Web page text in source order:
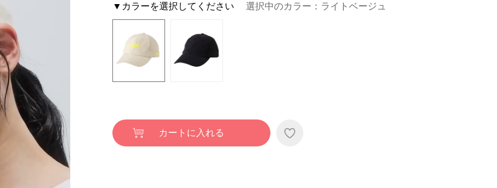
▼カラーを選択してください 選択中のカラー：ライトベージュ
カートに入れる